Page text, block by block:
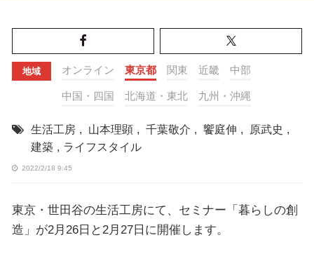
地域 オンライン 東京都 関東 近畿 中部
中国・四国 北海道・東北 九州・沖縄
生活工房 , 山本理顕 , 千葉敬介 , 饗庭伸 , 原武史 ,
建築 , ライフスタイル
2022/2/18 9:45
東京・世田谷の生活工房にて、セミナー「暮らしの創
造」が2月26日と2月27日に開催します。